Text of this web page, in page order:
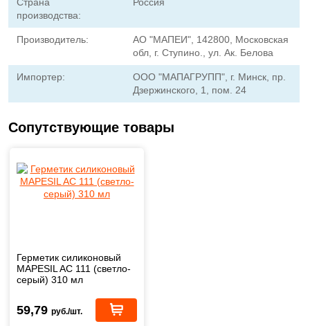
производства:
Производитель:
АО "МАПЕИ", 142800, Московская
обл, г. Ступино., ул. Ак. Белова
Импортер:
ООО "МАПАГРУПП", г. Минск, пр.
Дзержинского, 1, пом. 24
Сопутствующие товары
Герметик силиконовый
MAPESIL AC 111 (светло-
серый) 310 мл
59,79 руб./шт.